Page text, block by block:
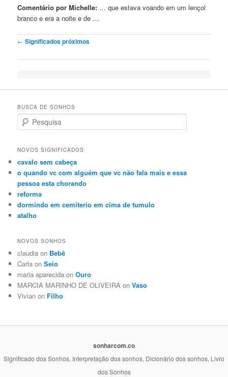
Comentário por Michelle: … que estava voandoem um lençol
branco e era a noite e de …
Post navigation
← Significados próximos
BUSCA DE SONHOS
Search
NOVOS SIGNIFICADOS
cavalo sem cabeça
o quando vc com alguém que vc não fala mais e essa
pessoa esta chorando
reforma
dormindo em cemiterio em cima de tumulo
atalho
NOVOS SONHOS
claudia on Bebê
Carla onSeio
maria aparecida onOuro
MARCIA MARINHO DE OLIVEIRA onVaso
Vivian on Filho
sonharcom.co
Significado dos Sonhos, Interpretação dos sonhos, Dicionário dos sonhos, Livro
dos Sonhos